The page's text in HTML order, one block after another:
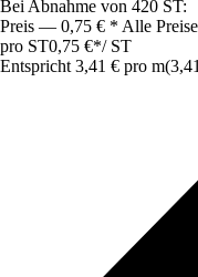
Bei Abnahme von 420 ST:
Preis — 0,75 € * Alle
pro ST0,75 €*/ ST
Entspricht 3,41 € pro m(